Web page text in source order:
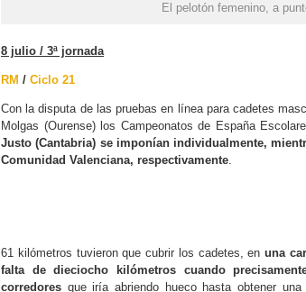
El pelotón femenino, a
8 julio / 3ª jornada
RM / Ciclo 21
Con la disputa de las pruebas en línea para cadetes
Molgas (Ourense) los Campeonatos de España
Justo (Cantabria) se imponían individualmente,
Comunidad Valenciana, respectivamente.
61 kilómetros tuvieron que cubrir los cadetes, en una
falta de dieciocho kilómetros cuando
corredores que iría abriendo hueco hasta obtener